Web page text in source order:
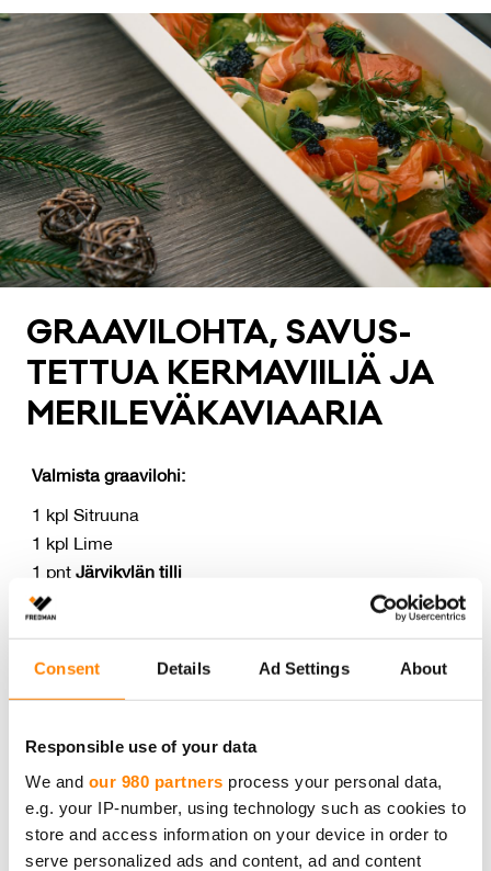
Consent Details Ad Settings About
Responsible use of your data
We and our 980 partners process your personal data,
e.g. your IP-number, using technology such as cookies to
store and access information on your device in order to
serve personalized ads and content, ad and content
GRAA­VI­LOH­TA, SA­VUS­
TET­TUA KER­MA­VII­LIÄ JA
ME­RI­LE­VÄ­KA­VIAA­RIA
Valmista graavilohi:
1 kpl Sitruuna
1 kpl Lime
1 pnt Järvikylän tilli
6 cl Giniä
1 rkl Sokeria
sitrukset veitsellä siivuiksi. Sekoita kuoriraaste,